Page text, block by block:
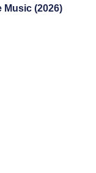
Music (2026)